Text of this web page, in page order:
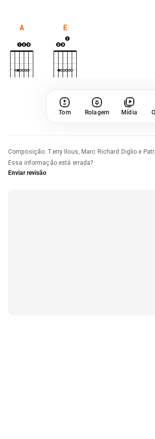
A E
Tom Rolagem Mídia
Composição: Terry Ilous, Marc Richard Diglio e
Essa informação está errada?
Enviar revisão